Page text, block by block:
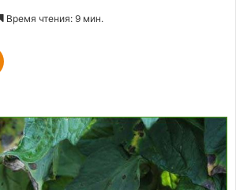
Время чтения: 9 мин.